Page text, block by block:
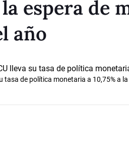
la espera de
año
tasa de política monetaria a 10,75% a